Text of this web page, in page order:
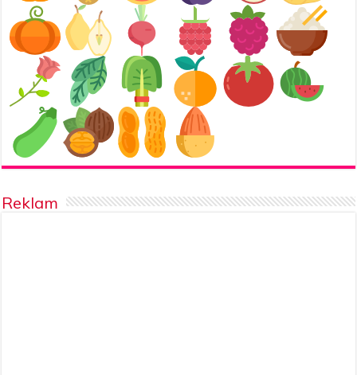
Reklam